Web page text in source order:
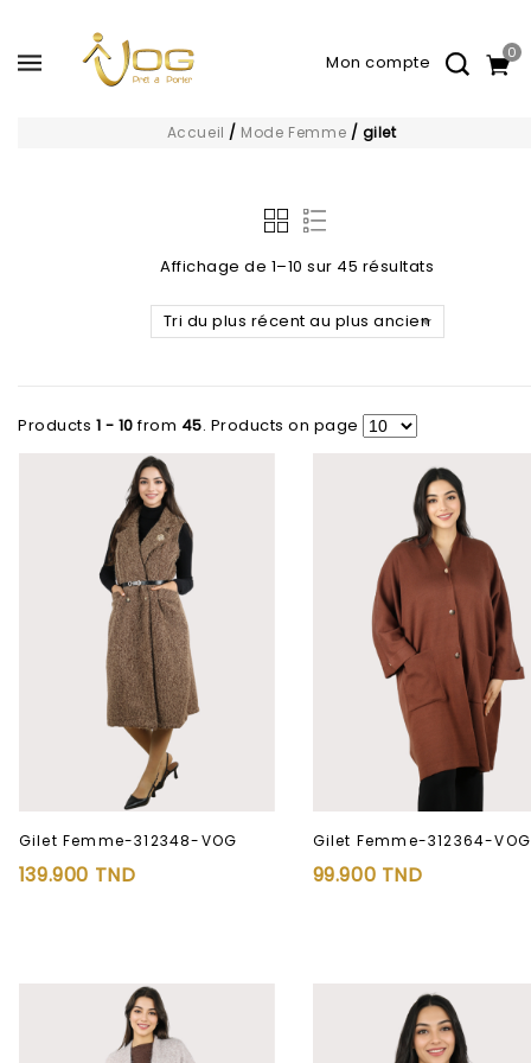
0
Accueil / Mode Femme / gilet
Affichage de 1–10 sur 45 résultats
Tri du plus récent au plus ancien
Products 1 - 10from 45. Products on page
Gilet Femme-312348-VOG
139.900 TND
Gilet Femme-312364-VOG
99.900 TND